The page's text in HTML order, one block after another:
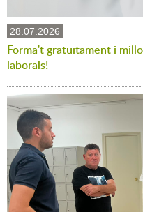
28.07.2026
Forma't gratuïtament i
laborals!